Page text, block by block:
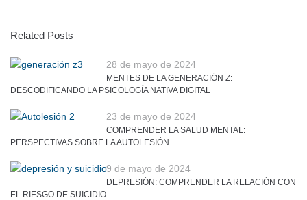
Related Posts
28 de mayo de 2024
MENTES DE LA GENERACIÓN Z:
DESCODIFICANDO LA PSICOLOGÍA NATIVA DIGITAL
23 de mayo de 2024
COMPRENDER LA SALUD MENTAL:
PERSPECTIVAS SOBRE LA AUTOLESIÓN
9 de mayo de 2024
DEPRESIÓN: COMPRENDER LA RELACIÓN CON
EL RIESGO DE SUICIDIO